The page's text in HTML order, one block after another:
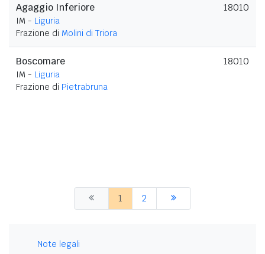
Agaggio Inferiore
IM - Liguria
Frazione di Molini di Triora
18010
Boscomare
IM - Liguria
Frazione di Pietrabruna
18010
1 2
Note legali